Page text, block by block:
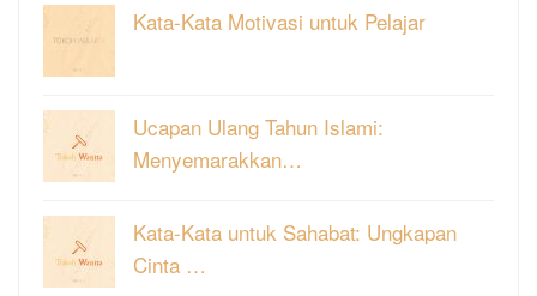
Kata-Kata Motivasi untuk Pelajar
Ucapan Ulang Tahun Islami:
Menyemarakkan…
Kata-Kata untuk Sahabat: Ungkapan
Cinta …